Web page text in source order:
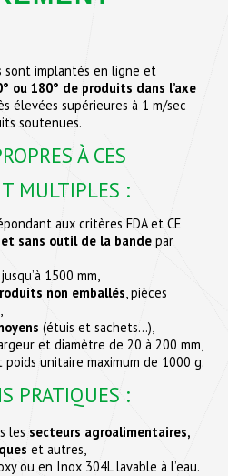
sont implantés en ligne et
ou 180° de produits dans l’axe
élevées supérieures à 1 m/sec
soutenues.
À CES
MULTIPLES :
aux critères FDA et CE
sans outil de la bande par
1500 mm,
non emballés , pièces
(étuis et sachets…),
et diamètre de 20 à 200 mm,
unitaire maximum de 1000 g.
PRATIQUES :
les secteurs agroalimentaires,
et autres,
ou en Inox 304L lavable à l’eau.